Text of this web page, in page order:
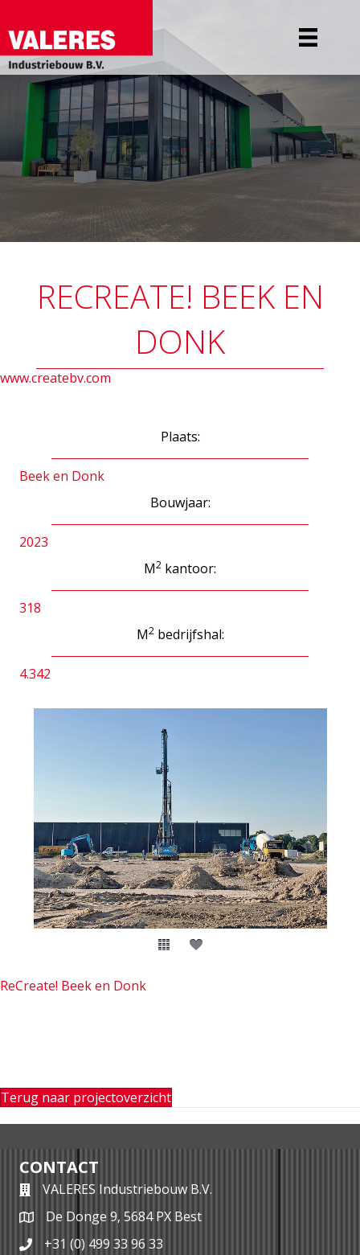
RECREATE! BEEK EN
DONK
www.createbv.com
Plaats:
Beek en Donk
Bouwjaar:
2023
M2 kantoor:
318
M2bedrijfshal:
4.342
ReCreate! Beek en Donk
Terug naar projectoverzicht
CONTACT
VALERES Industriebouw B.V.
De Donge 9, 5684 PX Best
+31 (0) 499 33 96 33